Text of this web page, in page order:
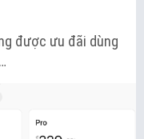
được ưu đãi dùng